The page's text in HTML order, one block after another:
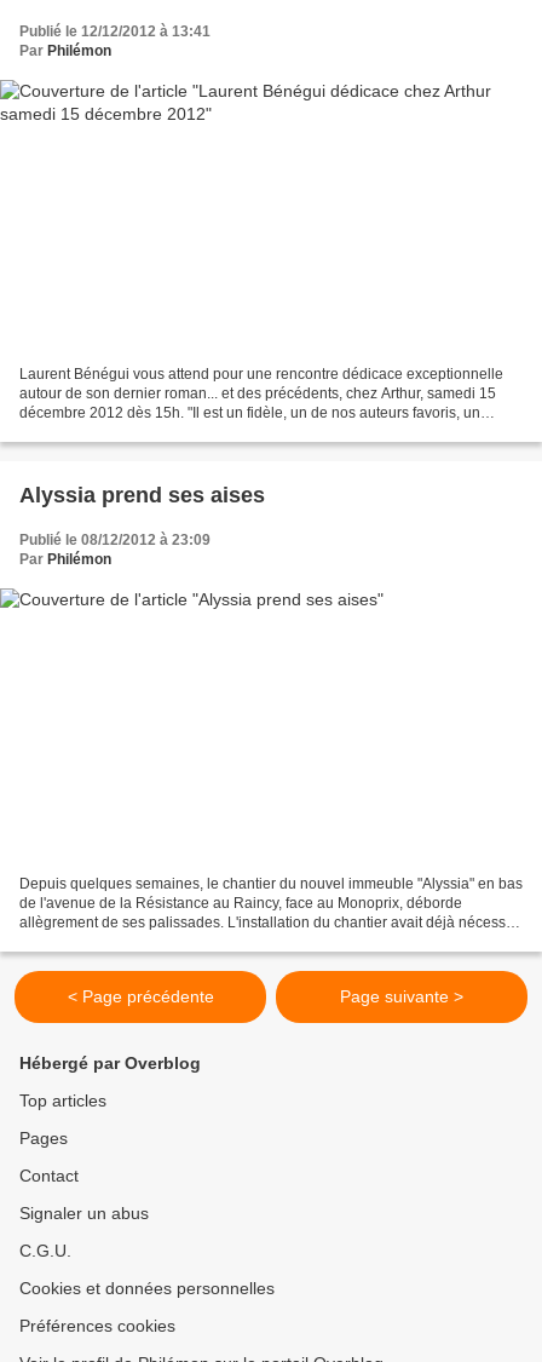
Publié le 12/12/2012 à 13:41
Par Philémon
Laurent Bénégui vous attend pour une rencontre dédicace exceptionnelle
autour de son dernier roman... et des précédents, chez Arthur, samedi 15
décembre 2012 dès 15h. "Il est un fidèle, un de nos auteurs favoris, un
Alyssia prend ses aises
Publié le 08/12/2012 à 23:09
Par Philémon
Depuis quelques semaines, le chantier du nouvel immeuble "Alyssia" en bas
de l'avenue de la Résistance au Raincy, face au Monoprix, déborde
allègrement de ses palissades. L'installation du chantier avait déjà nécessité
< Page précédente Page suivante >
Hébergé par Overblog
Top articles
Pages
Contact
Signaler un abus
C.G.U.
Cookies et données personnelles
Préférences cookies